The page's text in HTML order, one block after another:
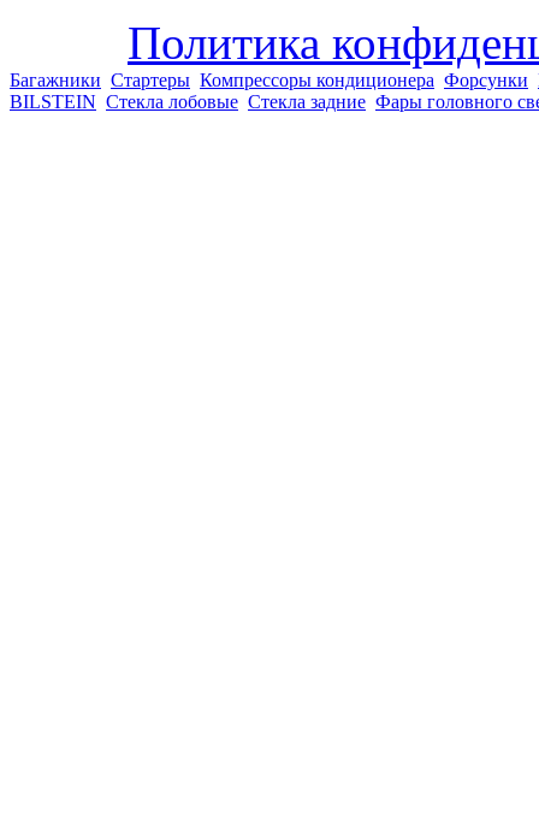
Политика
Багажники Стартеры Компрессоры кондиционера Форсунки
BILSTEIN Стекла лобовые Стекла задние Фары головного